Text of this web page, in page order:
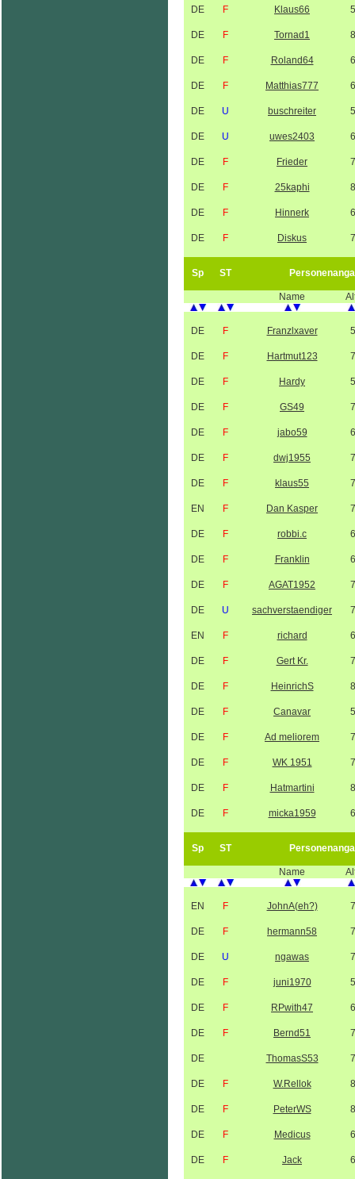
DE F Klaus66
DE F Tornad1
DE F Roland64
DE F Matthias777
DE U buschreiter
DE U uwes2403
DE F Frieder
DE F 25kaphi
DE F Hinnerk
DE F Diskus
Sp ST
Name
DE F Franzlxaver
DE F Hartmut123
DE F Hardy
DE F GS49
DE F jabo59
DE F dwj1955
DE F klaus55
EN F Dan Kasper
DE F robbi.c
DE F Franklin
DE F AGAT1952
DE U sachverstaendiger
EN F richard
DE F Gert Kr.
DE F HeinrichS
DE F Canavar
DE F Ad meliorem
DE F WK 1951
DE F Hatmartini
DE F micka1959
Sp ST
Name
EN F JohnA(eh?)
DE F hermann58
DE U ngawas
DE F juni1970
DE F RPwith47
DE F Bernd51
DE ThomasS53
DE F W.Rellok
DE F PeterWS
DE F Medicus
DE F Jack